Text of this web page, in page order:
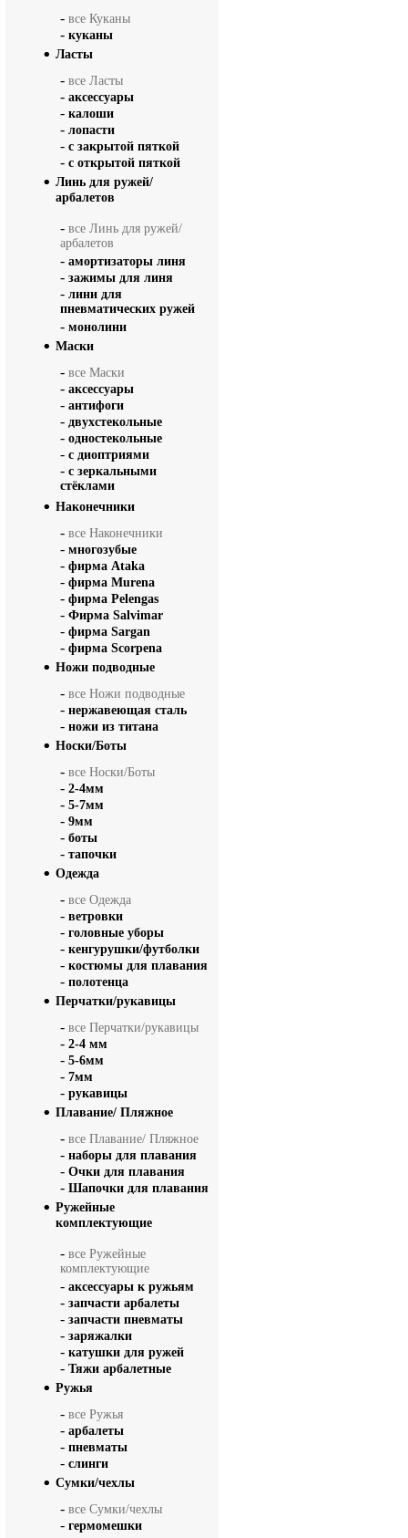
- все Куканы
- куканы
Ласты
- все Ласты
- аксессуары
- калоши
- лопасти
- с закрытой пяткой
- с открытой пяткой
Линь для ружей/
арбалетов
- все Линь для ружей/
арбалетов
- амортизаторы линя
- зажимы для линя
- лини для
пневматических ружей
- монолини
Маски
- все Маски
- аксессуары
- антифоги
- двухстекольные
- одностекольные
- с диоптриями
- с зеркальными
стёклами
Наконечники
- все Наконечники
- многозубые
- фирма Ataka
- фирма Murena
- фирма Pelengas
- Фирма Salvimar
- фирма Sargan
- фирма Scorpena
Ножи подводные
- все Ножи подводные
- нержавеющая сталь
- ножи из титана
Носки/Боты
- все Носки/Боты
- 2-4мм
- 5-7мм
- 9мм
- боты
- тапочки
Одежда
- все Одежда
- ветровки
- головные уборы
- кенгурушки/футболки
- костюмы для плавания
- полотенца
Перчатки/рукавицы
- все Перчатки/рукавицы
- 2-4 мм
- 5-6мм
- 7мм
- рукавицы
Плавание/ Пляжное
- все Плавание/ Пляжное
- наборы для плавания
- Очки для плавания
- Шапочки для плавания
Ружейные
комплектующие
- все Ружейные
комплектующие
- аксессуары к ружьям
- запчасти арбалеты
- запчасти пневматы
- заряжалки
- катушки для ружей
- Тяжи арбалетные
Ружья
- все Ружья
- арбалеты
- пневматы
- слинги
Сумки/чехлы
- все Сумки/чехлы
- гермомешки